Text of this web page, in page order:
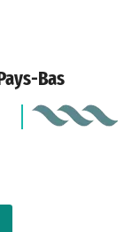
Bas